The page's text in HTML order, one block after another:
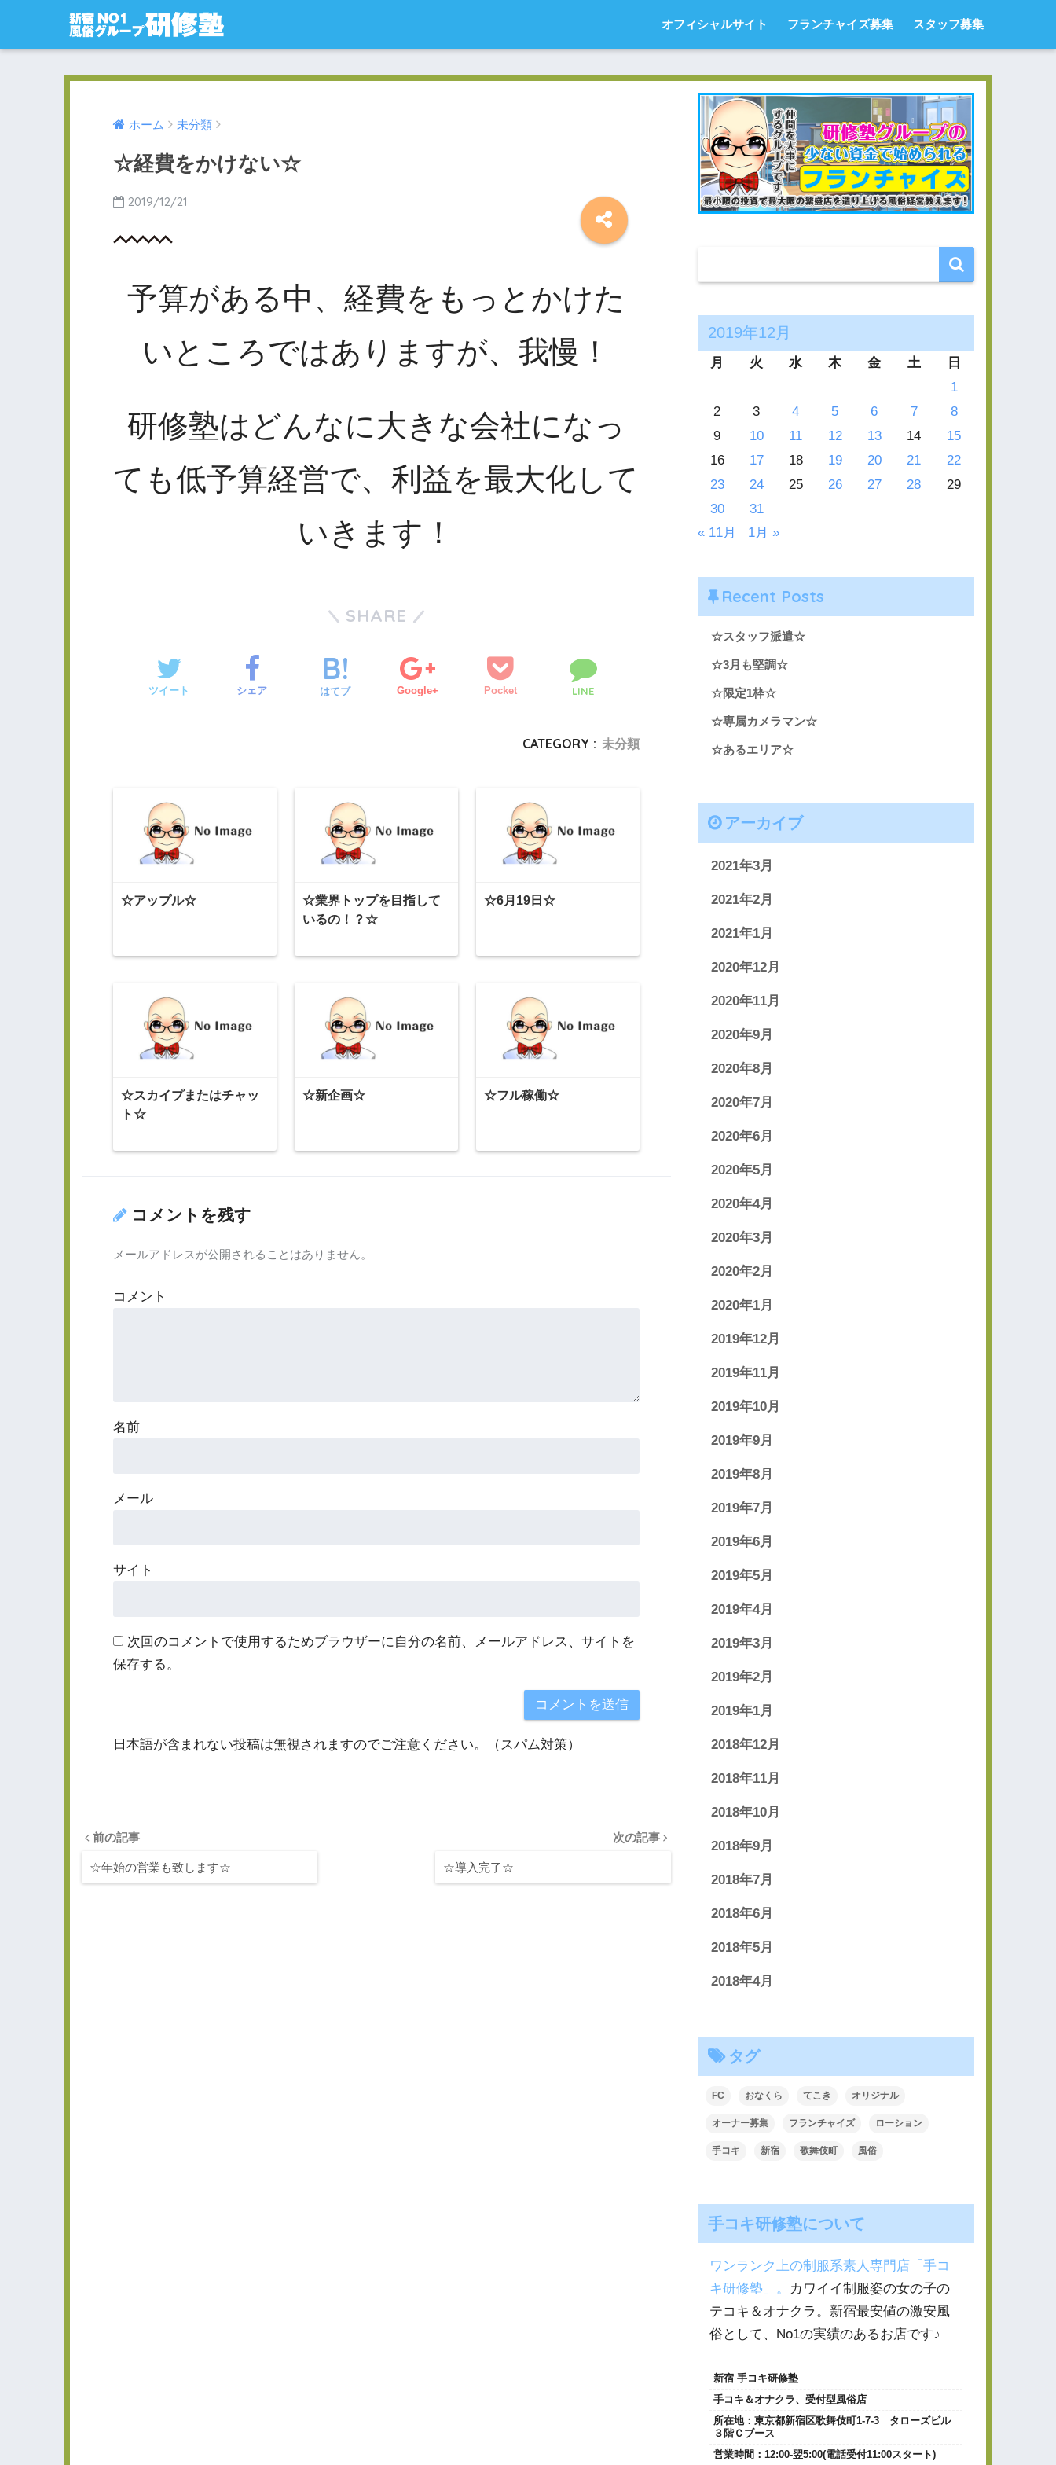
オフィシャルサイト フランチャイズ募集 スタッフ募集
ホーム 未分類
☆経費をかけない☆
2019/12/21
予算がある中、経費をもっとかけた
いところではありますが、我慢！
研修塾はどんなに大きな会社になっ
ても低予算経営で、利益を最大化して
いきます！
SHARE
ツイート シェア はてブ Google+ Pocket LINE
CATEGORY : 未分類
☆アップル☆
☆業界トップを目指して
いるの！？☆
☆6月19日☆
☆スカイプまたはチャッ
ト☆
☆新企画☆ ☆フル稼働☆
コメントを残す
メールアドレスが公開されることはありません。
コメント
名前
メール
サイト
次回のコメントで使用するためブラウザーに自分の名前、メールアドレス、サイトを
保存する。
日本語が含まれない投稿は無視されますのでご注意ください。（スパム対策）
前の記事
☆年始の営業も致します☆
次の記事
☆導入完了☆
2019年12月
月 火 水 木 金 土
日
1
2
3 4 5 6 7
8
9
10 11 12 13 14
15
16
17 18 19 20 21
22
23
24 25 26 27 28
29
30
31
« 11月
1月 »
Recent Posts
☆スタッフ派遣☆
☆3月も堅調☆
☆限定1枠☆
☆専属カメラマン☆
☆あるエリア☆
アーカイブ
2021年3月
2021年2月
2021年1月
2020年12月
2020年11月
2020年9月
2020年8月
2020年7月
2020年6月
2020年5月
2020年4月
2020年3月
2020年2月
2020年1月
2019年12月
2019年11月
2019年10月
2019年9月
2019年8月
2019年7月
2019年6月
2019年5月
2019年4月
2019年3月
2019年2月
2019年1月
2018年12月
2018年11月
2018年10月
2018年9月
2018年7月
2018年6月
2018年5月
2018年4月
タグ
FC おなくら てこき オリジナル
オーナー募集 フランチャイズ ローション
手コキ 新宿 歌舞伎町 風俗
手コキ研修塾について
ワンランク上の制服系素人専門店「手コ
キ研修塾」。
カワイイ制服姿の女の子の
テコキ＆オナクラ。新宿最安値の激安風
俗として、No1の実績のあるお店です♪
新宿 手コキ研修塾
手コキ＆オナクラ、受付型風俗店
所在地： 東京都新宿区歌舞伎町1‐7-3 タローズビル
３階Ｃブース
営業時間： 12:00-翌5:00(電話受付11:00スタート)